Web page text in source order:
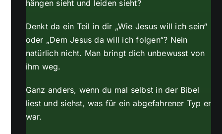
hängen sieht und leiden sieht?
Denkt da ein Teil in dir „Wie Jesus will ich sein“
oder „Dem Jesus da will ich folgen“? Nein
natürlich nicht. Man bringt dich unbewusst von
ihm weg.
Ganz anders, wenn du mal selbst in der Bibel
liest und siehst, was für ein abgefahrener Typ er
war.